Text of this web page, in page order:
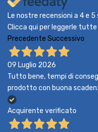
Le nostre recensioni a 4 e 5
Clicca qui per leggerle tutte
Precedente Successivo
09 Luglio 2026
Tutto bene, tempi di
prodotto con buona
Acquirente verificato